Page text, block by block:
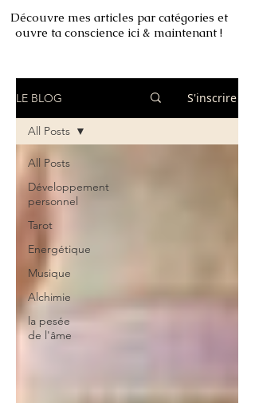
Découvre mes articles par catégories et
ouvre ta conscience ici & maintenant !
LE BLOG S'inscrire
All Posts
Développement
personnel
Tarot
Energétique
Musique
Alchimie
la pesée
de l'âme
All Posts